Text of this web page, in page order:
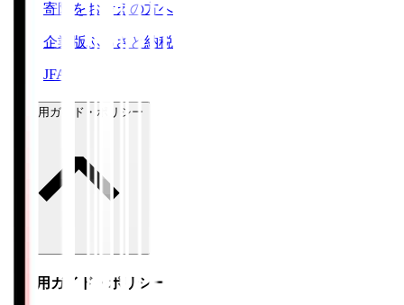
寄附をお考えの方へ
企業版ふるさと納税
JFA
ご利用ガイド・ポリシー
ご利用ガイド・ポリシー